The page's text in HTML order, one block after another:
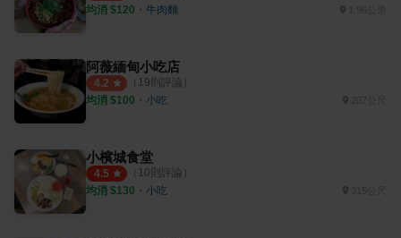
均消 $120 ・ 牛肉麵 1.96公里
阿薇緬甸小吃店
4.2 （ 19則評論）
均消 $100 ・ 小吃 207公尺
小檳城食堂
4.5 （ 10則評論）
均消 $130 ・ 小吃 315公尺